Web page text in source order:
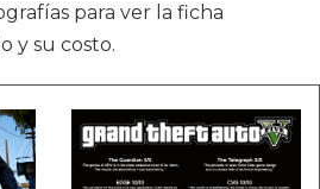
para ver la ficha
y su costo.